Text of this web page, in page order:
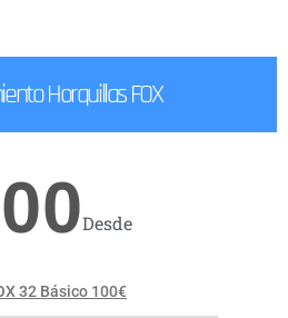
Horquillas FOX
Desde
32 Básico 100€